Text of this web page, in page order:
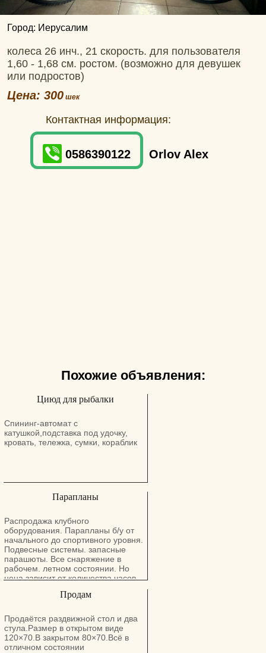
Город: Иерусалим
колеса 26 инч., 21 скорость. для пользователя
1,60 - 1,68 см. ростом. (возможно для девушек
или подростов)
Цена: 300
Контактная информация:
0586390122 Orlov Alex
Похожие объявления:
Циюд для рыбалки
Спининг-автомат с
катушкой,подставка под удочку,
кровать, тележка, сумки, кораблик
Парапланы
Распродажа клубного
оборудования. Парапланы б/у от
начального до спортивного уровня.
Подвесные системы. запасные
парашюты. Все снаряжение в
рабочем. летном состоянии. Но
цена зависит от количества часов
класса крыла. В объявлении
хорошем состоянии.
Продам
Продаётся раздвижной стол и два
стула.Размер в открытом виде
120×70.В закрытом 80×70.Всё в
отличном состоянии